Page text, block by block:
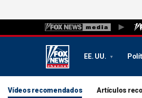
EE. UU.
Vídeos recomendados Artículos